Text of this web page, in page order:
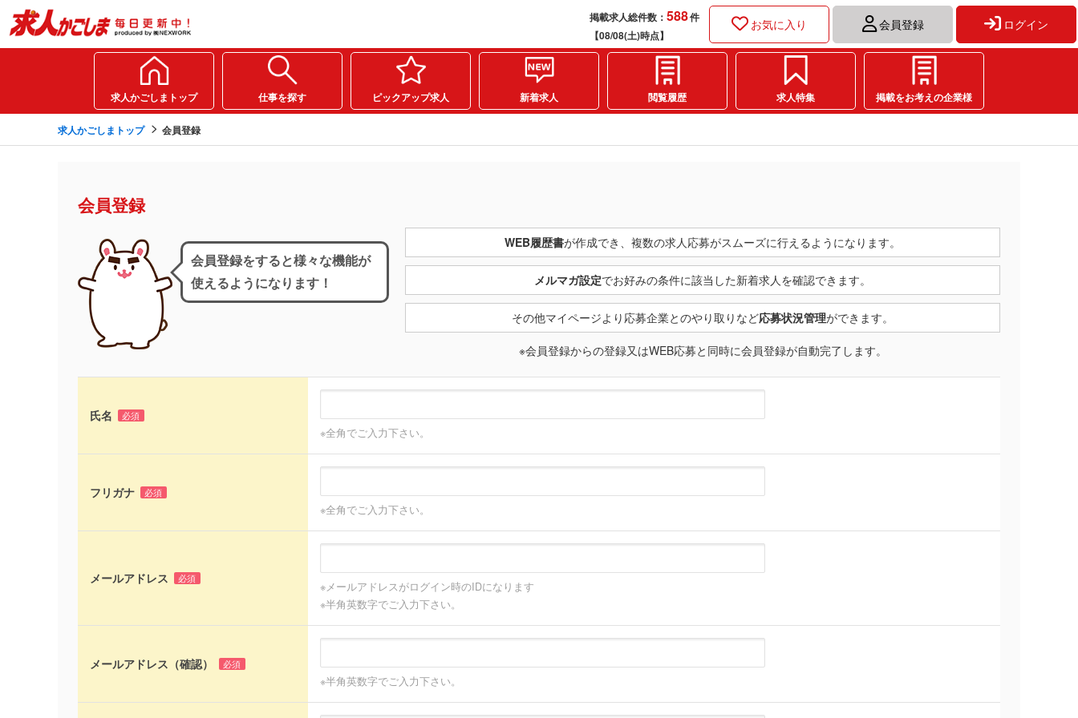
掲載求人総件数： 588件
【08/08(土)時点】
お気に入り 会員登録 ログイン
求人かごしまトップ 仕事を探す ピックアップ求人 新着求人 閲覧履歴 求人特集 掲載をお考えの企業様
求人かごしまトップ 会員登録
会員登録
会員登録をすると様々な機能が
使えるようになります！
WEB履歴書が作成でき、複数の求人応募がスムーズに行えるようになります。
メルマガ設定でお好みの条件に該当した新着求人を確認できます。
その他マイページより応募企業とのやり取りなど応募状況管理ができます。
※会員登録からの登録又はWEB応募と同時に会員登録が自動完了します。
氏名 必須
※全角でご入力下さい。
フリガナ 必須
※全角でご入力下さい。
メールアドレス 必須
※メールアドレスがログイン時のIDになります
※半角英数字でご入力下さい。
メールアドレス（確認） 必須
※半角英数字でご入力下さい。